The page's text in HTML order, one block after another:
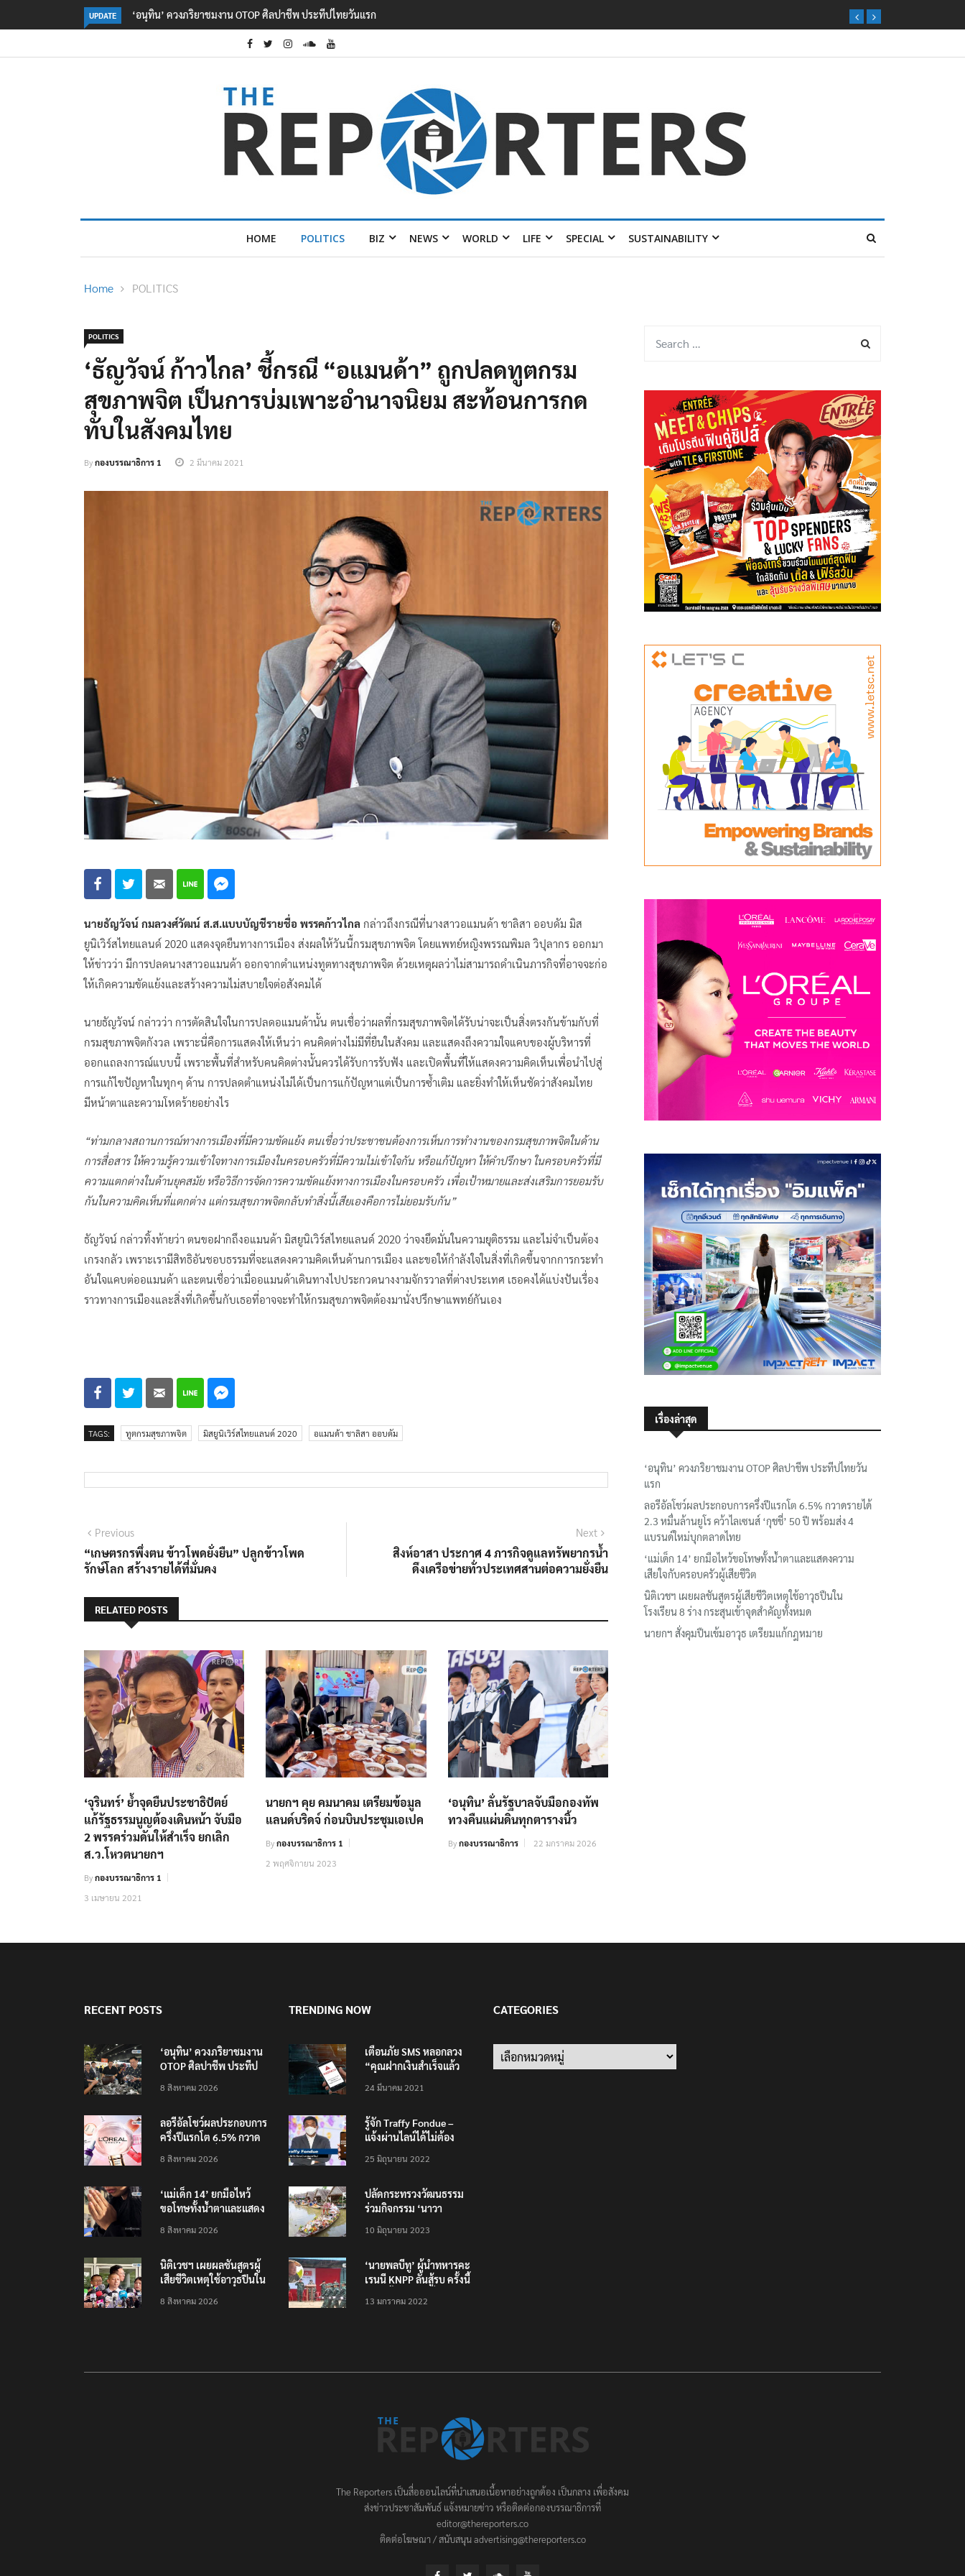
UPDATE
ศิลปาชีพ ประทีปไทยวันแรก ลอรีอัลโชว์ผลประกอบการครึ่งปีแรกโต 6.5% กวาดรายได้
2.3 หมื่นล้านยูโร คว้าไลเซนส์ ‘กุชชี่’ 50 ปี พร้อมส่ง 4 แบรนด์
HOME POLITICS BIZ NEWS WORLD LIFE SPECIAL SUSTAINABILITY
Home POLITICS
POLITICS
‘ธัญวัจน์ ก้าวไกล’ ชี้กรณี “อแมนด้า” ถูกปลดทูตกรม
สุขภาพจิต เป็นการบ่มเพาะอำนาจนิยม สะท้อนการกด
ทับในสังคมไทย
Byกองบรรณาธิการ 1 2 มีนาคม 2021
นายธัญวัจน์ กมลวงศ์วัฒน์ ส.ส.แบบบัญชีรายชื่อ พรรคก้าวไกล กล่าวถึงกรณีที่นางสาวอแมนด้า ชาลิสา ออบดัม มิส
ยูนิเวิร์สไทยแลนด์ 2020 แสดงจุดยืนทางการเมือง ส่งผลให้วันนี้กรมสุขภาพจิต โดยแพทย์หญิงพรรณพิมล วิปุลากร ออกมา
ให้ข่าวว่า มีการปลดนางสาวอแมนด้า ออกจากตำแหน่งทูตทางสุขภาพจิต ด้วยเหตุผลว่าไม่สามารถดำเนินภารกิจที่อาจจะก่อ
ให้เกิดความขัดแย้งและสร้างความไม่สบายใจต่อสังคมได้
นายธัญวัจน์ กล่าวว่า การตัดสินใจในการปลดอแมนด้านั้น ตนเชื่อว่าผลที่กรมสุขภาพจิตได้รับน่าจะเป็นสิ่งตรงกันข้ามกับที่
กรมสุขภาพจิตกังวล เพราะนี่คือการแสดงให้เห็นว่า คนคิดต่างไม่มีที่ยืนในสังคม และแสดงถึงความใจแคบของผู้บริหารที่
ออกแถลงการณ์แบบนี้ เพราะพื้นที่สำหรับคนคิดต่างนั้นควรได้รับการรับฟัง และเปิดพื้นที่ให้แสดงความคิดเห็นเพื่อนำไปสู่
การแก้ไขปัญหาในทุกๆ ด้าน การปลดตำแหน่งไม่ได้เป็นการแก้ปัญหาแต่เป็นการซ้ำเติม และยิ่งทำให้เห็นชัดว่าสังคมไทย
มีหน้าตาและความโหดร้ายอย่างไร
“ท่ามกลางสถานการณ์ทางการเมืองที่มีความขัดแย้ง ตนเชื่อว่าประชาชนต้องการเห็นการทำงานของกรมสุขภาพจิตในด้าน
การสื่อสาร ให้ความรู้ความเข้าใจทางการเมืองในครอบครัวที่มีความไม่เข้าใจกัน หรือแก้ปัญหา ให้คำปรึกษา ในครอบครัวที่มี
ความแตกต่างในด้านยุคสมัย หรือวิธีการจัดการความขัดแย้งทางการเมืองในครอบครัว เพื่อเป้าหมายและส่งเสริมการยอมรับ
กันในความคิดเห็นที่แตกต่าง แต่กรมสุขภาพจิตกลับทำสิ่งนี้เสียเองคือการไม่ยอมรับกัน”
ธัญวัจน์ กล่าวทิ้งท้ายว่า ตนขอฝากถึงอแมนด้า มิสยูนิเวิร์สไทยแลนด์ 2020 ว่าจงยึดมั่นในความยุติธรรม และไม่จำเป็นต้อง
เกรงกลัว เพราะเรามีสิทธิอันชอบธรรมที่จะแสดงความคิดเห็นด้านการเมือง และขอให้กำลังใจในสิ่งที่เกิดขึ้นจากการกระทำ
อันใจแคบต่ออแมนด้า และตนเชื่อว่าเมื่ออแมนด้าเดินทางไปประกวดนางงามจักรวาลที่ต่างประเทศ เธอคงได้แบ่งปันเรื่อง
ราวทางการเมืองและสิ่งที่เกิดขึ้นกับเธอที่อาจจะทำให้กรมสุขภาพจิตต้องมานั่งปรึกษาแพทย์กันเอง
TAGS: ทูตกรมสุขภาพจิต มิสยูนิเวิร์สไทยแลนด์ 2020 อแมนด้า ชาลิสา ออบดัม
แนะแนว
เรื่อง
PreviousPrevious
post:
“เกษตรกรพึ่งตน ข้าวโพดยั่งยืน”​ ปลูกข้าวโพด
รักษ์โลก สร้างรายได้ที่มั่นคง
Next
post:
สิงห์อาสา ประกาศ 4 ภารกิจดูแลทรัพยากรน้ำ
ดึงเครือข่ายทั่วประเทศสานต่อความยั่งยืน
RELATED POSTS
‘จุรินทร์’ ย้ำจุดยืนประชาธิปัตย์
แก้รัฐธรรมนูญต้องเดินหน้า จับมือ
2 พรรคร่วมดันให้สำเร็จ ยกเลิก
ส.ว.โหวตนายกฯ
Byกองบรรณาธิการ 1
3 เมษายน 2021
นายกฯ คุย คมนาคม เตรียมข้อมูล
แลนด์บริดจ์ ก่อนบินประชุมเอเปค
Byกองบรรณาธิการ 1
2 พฤศจิกายน 2023
‘อนุทิน’ ลั่นรัฐบาลจับมือกองทัพ
ทวงคืนแผ่นดินทุกตารางนิ้ว
Byกองบรรณาธิการ 22 มกราคม 2026
เรื่องล่าสุด
‘อนุทิน’ ควงภริยาชมงาน OTOP ศิลปาชีพ ประทีปไทยวัน
แรก
ลอรีอัลโชว์ผลประกอบการครึ่งปีแรกโต 6.5% กวาดรายได้
2.3 หมื่นล้านยูโร คว้าไลเซนส์ ‘กุชชี่’ 50 ปี พร้อมส่ง 4
แบรนด์ใหม่บุกตลาดไทย
‘แม่เด็ก 14’ ยกมือไหว้ขอโทษทั้งน้ำตาและแสดงความ
เสียใจกับครอบครัวผู้เสียชีวิต
นิติเวชฯ เผยผลชันสูตรผู้เสียชีวิตเหตุใช้อาวุธปืนใน
โรงเรียน 8 ร่าง กระสุนเข้าจุดสำคัญทั้งหมด
นายกฯ สั่งคุมปืนเข้มอาวุธ เตรียมแก้กฎหมาย
RECENT POSTS
‘อนุทิน’ ควงภริยาชมงาน
OTOP ศิลปาชีพ ประทีป
8 สิงหาคม 2026
ลอรีอัลโชว์ผลประกอบการ
ครึ่งปีแรกโต 6.5% กวาด
คว้าไลเซนส์ ‘กุชชี่’ 50 ปี
ตลาดไทย
8 สิงหาคม 2026
‘แม่เด็ก 14’ ยกมือไหว้
ขอโทษทั้งน้ำตาและแสดง
เสียชีวิต
8 สิงหาคม 2026
นิติเวชฯ เผยผลชันสูตรผู้
เสียชีวิตเหตุใช้อาวุธปืนใน
จุดสำคัญทั้งหมด
8 สิงหาคม 2026
TRENDING NOW
เตือนภัย SMS หลอกลวง
“คุณฝากเงินสำเร็จแล้ว
200,000 บาท”
24 มีนาคม 2021
รู้จัก Traffy Fondue –
แจ้งผ่านไลน์ได้ไม่ต้อง
ทั่วไทย ไม่ใช่แค่ในกรุง
25 มิถุนายน 2022
ปลัดกระทรวงวัฒนธรรม
ร่วมกิจกรรม ‘นาวา
ตักบาตรทางน้ำ
10 มิถุนายน 2023
‘นายพลบีทู’ ผู้นำทหารคะ
เรนนี KNPP ลั่นสู้รบ ครั้งนี้
ประชาชนต้องชนะ
13 มกราคม 2022
CATEGORIES
Categories
The Reporters เป็นสื่อออนไลน์ที่นำเสนอเนื้อหาอย่างถูกต้อง เป็นกลาง เพื่อสังคม
ส่งข่าวประชาสัมพันธ์ แจ้งหมายข่าว หรือติดต่อกองบรรณาธิการที่
editor@thereporters.co
ติดต่อโฆษณา / สนับสนุน advertising@thereporters.co